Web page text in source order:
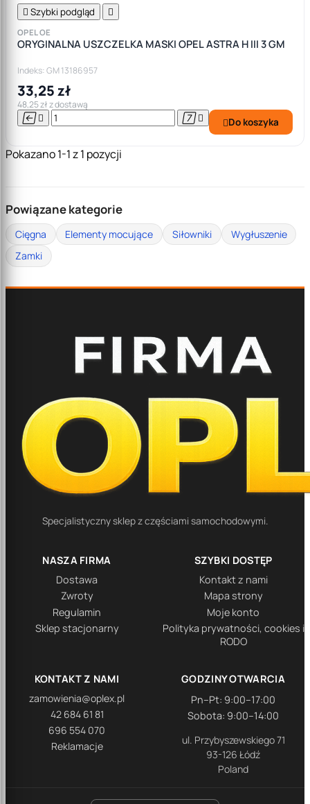
 Szybki podgląd 
OPEL OE
ORYGINALNA USZCZELKA MASKI OPEL ASTRA H III 3 GM
Indeks: GM 13186957
33,25 zł
48,25 zł z dostawą
    Do koszyka
Pokazano 1-1 z 1 pozycji
Powiązane kategorie
Cięgna Elementy mocujące Siłowniki
Wygłuszenie
Zamki
Specjalistyczny sklep z częściami samochodowymi.
NASZA FIRMA
Dostawa
Zwroty
Regulamin
Sklep stacjonarny
SZYBKI DOSTĘP
Kontakt z nami
Mapa strony
Moje konto
Polityka prywatności, cookies i
RODO
KONTAKT Z NAMI
zamowienia@oplex.pl
42 684 61 81
696 554 070
Reklamacje
GODZINY OTWARCIA
Pn–Pt: 9:00–17:00
Sobota: 9:00–14:00
ul. Przybyszewskiego 71
93-126 Łódź
Poland